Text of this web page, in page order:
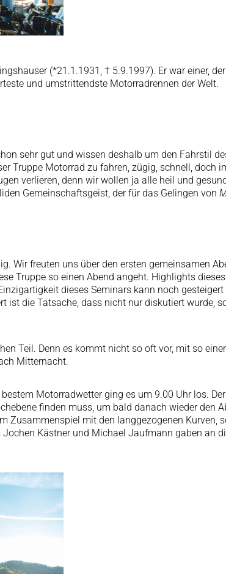
(*21.1.1931, † 5.9.1997). Er war einer,
und umstrittendste Motorradrennen der Welt.
sehr gut und wissen deshalb um den Fahrstil
Truppe Motorrad zu fahren, zügig, schnell, doch
verlieren, denn wir wollen ja alle heil und
Gemeinschaftsgeist, der für das Gelingen von
Wir freuten uns über den ersten gemeinsamen
Truppe so einen Abend angeht. Highlights
dieses Seminars kann noch
ist die Tatsache, dass nicht nur diskutiert wurde,
Teil. Denn es kommt nicht so oft vor, mit so
Mitternacht.
Motorradwetter ging es um 9.00 Uhr los.
finden muss, um bald danach wieder den
Zusammenspiel mit den langgezogenen Kurven,
Kästner und Michael Jaufmann gaben an